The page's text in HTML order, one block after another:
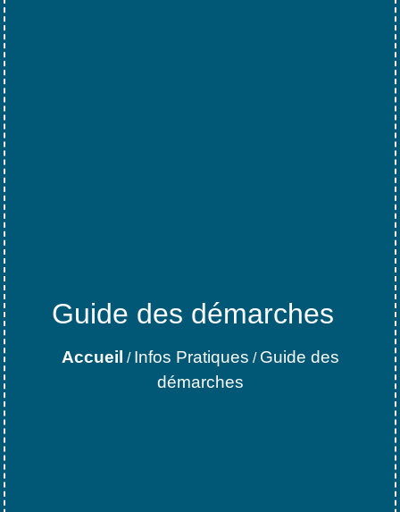
Guide des démarches
Accueil / Infos Pratiques / Guide des
démarches